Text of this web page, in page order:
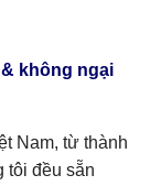
không ngại
Nam, từ thành
tôi đều sẵn